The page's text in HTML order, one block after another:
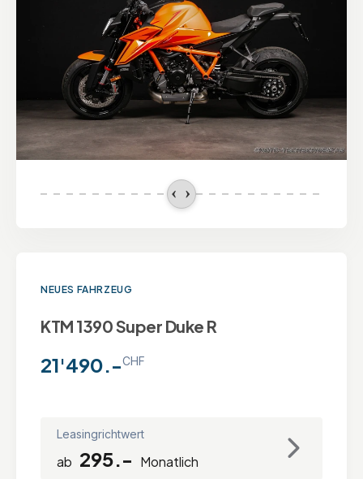
NEUES FAHRZEUG
KTM 1390 Super Duke R
21'490.-CHF
Leasingrichtwert
ab 295.- Monatlich